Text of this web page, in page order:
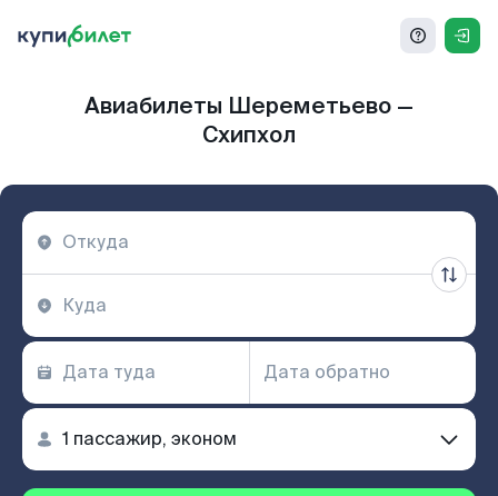
Авиабилеты Шереметьево —
Схипхол